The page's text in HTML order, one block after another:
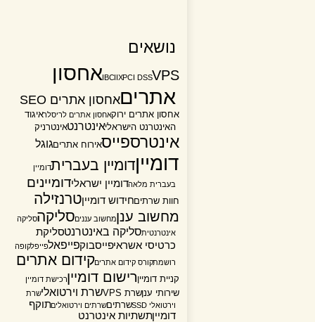
נושאים
IBCIIXPCI DSSVPS
אחסון
אתריםאחסון אתרים SEO
אחסון אתרים ירוק אחסון אתרים לריסלראיגוד
האינטרנט הישראליאינטרנטאינטרניק
אינטרספייס אירוח אתריםגוגל
דומייןדומיין בעבריתדומיין
בעברית מלאהדומיין ישראלידומיינים
חוות שרתיםחידוש דומייןטרנזילה
מחשוב ענןמחשוב ענניםסליקהסליקה
אינטרנטיתסליקה באינטרנטסליקת
כרטיסי אשראיפייסבוקפייפאלפייפלקופה
רושמתקורס קידום אתריםקידום אתרים
קניית דומייןרישום דומייןרכישת דומיין
שירותי ענןשרת VPS שרת וירטואלישרת
וירטואלי SSD
שרתיםשרתים וירטואליםתוקף
דומייןתשתיות אינטרנט